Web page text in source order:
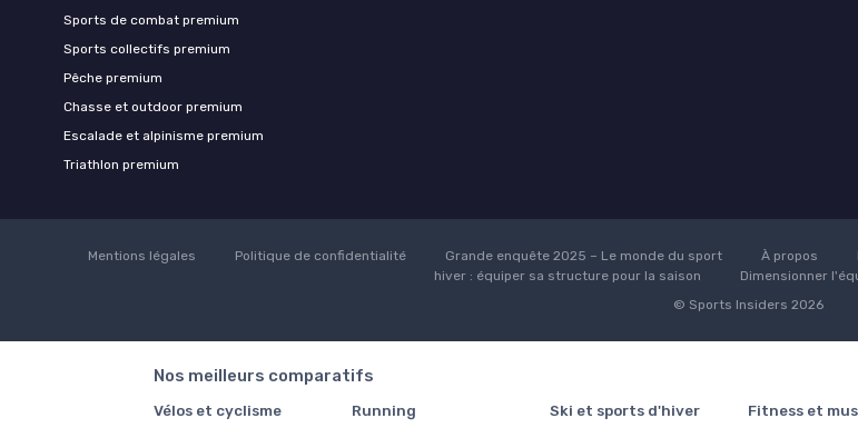
Sports de combat premium
Sports collectifs premium
Pêche premium
Chasse et outdoor premium
Escalade et alpinisme premium
Triathlon premium
Mentions légales Politique de confidentialité Grande enquête 2025 – Le monde du sport À propos
hiver : équiper sa structure pour la saison
Dimensionner
© Sports Insiders 2026
Nos meilleurs comparatifs
Vélos et cyclisme Running Ski et sports d'hiver Fitness et